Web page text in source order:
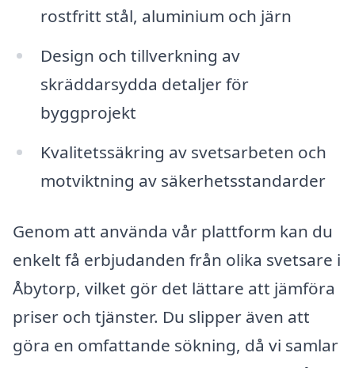
rostfritt stål, aluminium och järn
Design och tillverkning av
skräddarsydda detaljer för
byggprojekt
Kvalitetssäkring av svetsarbeten och
motviktning av säkerhetsstandarder
Genom att använda vår plattform kan du
enkelt få erbjudanden från olika svetsare i
Åbytorp, vilket gör det lättare att jämföra
priser och tjänster. Du slipper även att
göra en omfattande sökning, då vi samlar